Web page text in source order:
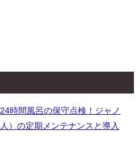
時間風呂の保守点検！ジャノ
）の定期メンテナンスと導入